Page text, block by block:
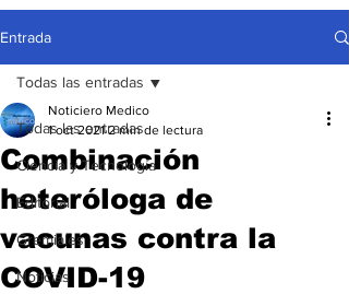
Entrada
Todas las entradas
Ciencia y Tecnología
Editorial
Gremiales
Noticias
Todas las entradas
Combinación
heteróloga de
vacunas contra la
COVID-19
Noticiero Medico
1 oct 2021 2 min de lectura